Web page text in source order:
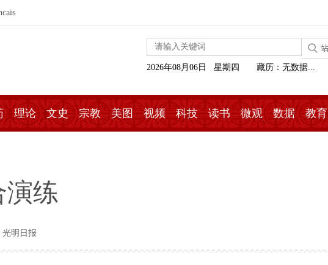
2026年08月06日 星期四 藏历：无数据...
理论 文史 宗教 美图 视频 科技 读书 微观 数据 教育
练
光明日报